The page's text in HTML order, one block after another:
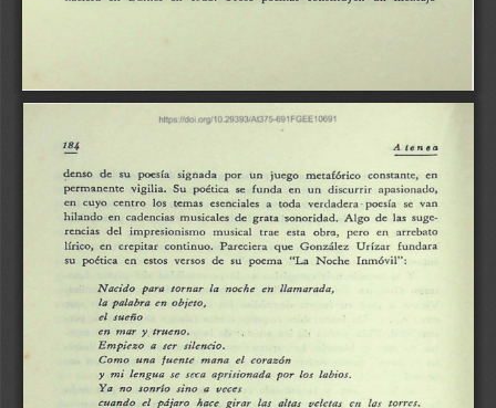
75- 1 FG
184 A ten~ a
denso de su poesía signada por un juego metafórico constante,
en
perm'!i.Ilente vigilia. Su poética se funda en un discurrir apasionado,
en
cuyo centro los temas esenciales a toda verdadera poesía se van
hilando en cadencias musicales de grata sonoridad. Algo de las suge-
rencias del impresionismo musical trae esta obr,:;i, pero en
arrebato
lírico,
en crepitar continuo. Pareciera que González Urízar fundara
su poética en estos versos de su poema "La Noche Inmóvil":
Nacido para tornar la noche en llamarada,
la palabra en objeto,
el
suefio
en mar y trueno.
Empiezo
a ser
.silencio.
Como una fuente mana el coraz6n
y mi lengua .se set:a aprisionada por los labios.
Y a no sonrío sino a
veces
cuando el páiaro hace girar las altas veletas en la torres.